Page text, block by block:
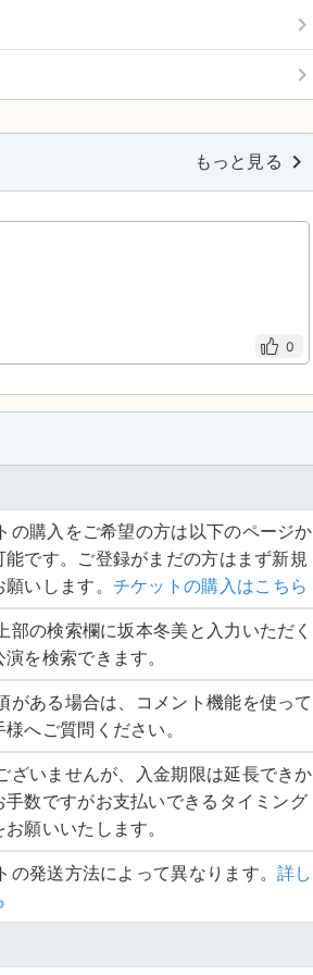
keyboard_arrow_right
keyboard_arrow_right
もっと見る keyboard_arrow_right
0
の購入をご希望の方は以下のページか
能です。ご登録がまだの方はまず新規
いします。 チケットの購入はこちら
部の検索欄に坂本冬美と入力いただく
を検索できます。
がある場合は、コメント機能を使って
へご質問ください。
ざいませんが、入金期限は延長できか
手数ですがお支払いできるタイミング
願いいたします。
の発送方法によって異なります。詳し